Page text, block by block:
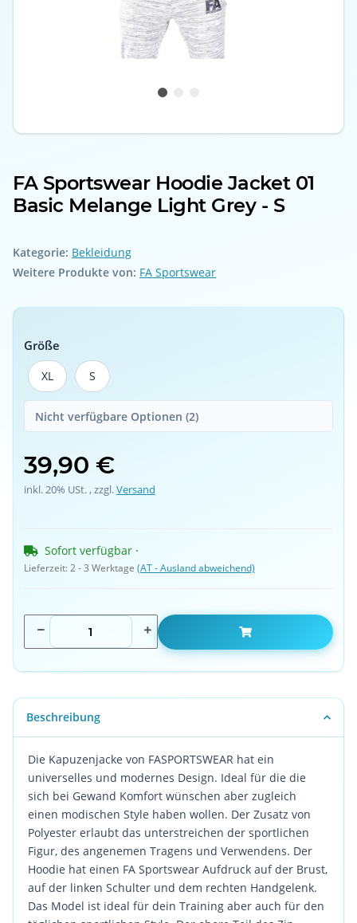
FA Sportswear Hoodie Jacket 01
Basic Melange Light Grey - S
Kategorie: Bekleidung
Weitere Produkte von: FA Sportswear
Größe
XLXL S
S
Nicht verfügbare Optionen (2)
39,90 €
inkl. 20% USt. , zzgl.Versand
Sofort verfügbar ·
Lieferzeit:2 - 3 Werktage (AT - Ausland abweichend)
Beschreibung
Die Kapuzenjacke von FASPORTSWEAR hat ein
universelles und modernes Design. Ideal für die die
sich bei Gewand Komfort wünschen aber zugleich
einen modischen Style haben wollen. Der Zusatz von
Polyester erlaubt das unterstreichen der sportlichen
Figur, des angenemen Tragens und Verwendens. Der
Hoodie hat einen FA Sportswear Aufdruck auf der Brust,
auf der linken Schulter und dem rechten Handgelenk.
Das Model ist ideal für dein Training aber auch für den